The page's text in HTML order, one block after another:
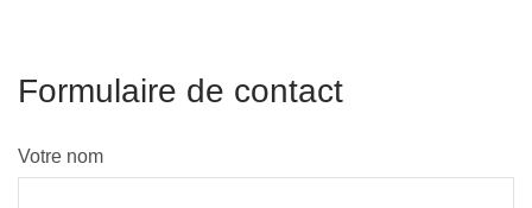
Formulaire de contact
Votre nom